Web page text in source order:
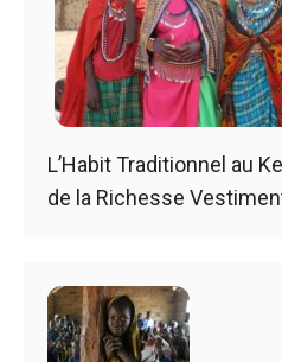
L’Habit Traditionnel au
de la Richesse